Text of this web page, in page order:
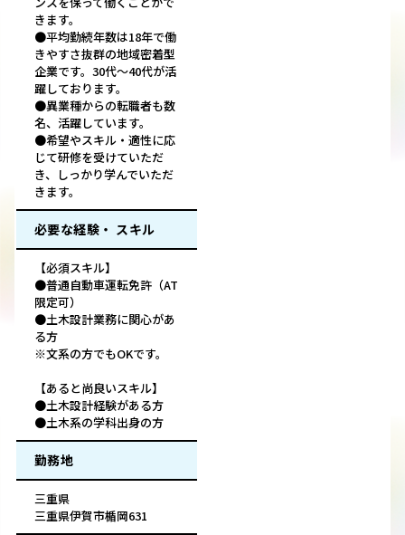
きます。
●平均勤続年数は18年で働
きやすさ抜群の地域密着型
企業です。30代～40代が活
躍しております。
●異業種からの転職者も数
名、活躍しています。
●希望やスキル・適性に応
じて研修を受けていただ
き、しっかり学んでいただ
きます。
必要な経験・ スキル
【必須スキル】
●普通自動車運転免許（AT
限定可）
●土木設計業務に関心があ
る方
※文系の方でもOKです。
【あると尚良いスキル】
●土木設計経験がある方
●土木系の学科出身の方
勤務地
三重県
三重県伊賀市楯岡631